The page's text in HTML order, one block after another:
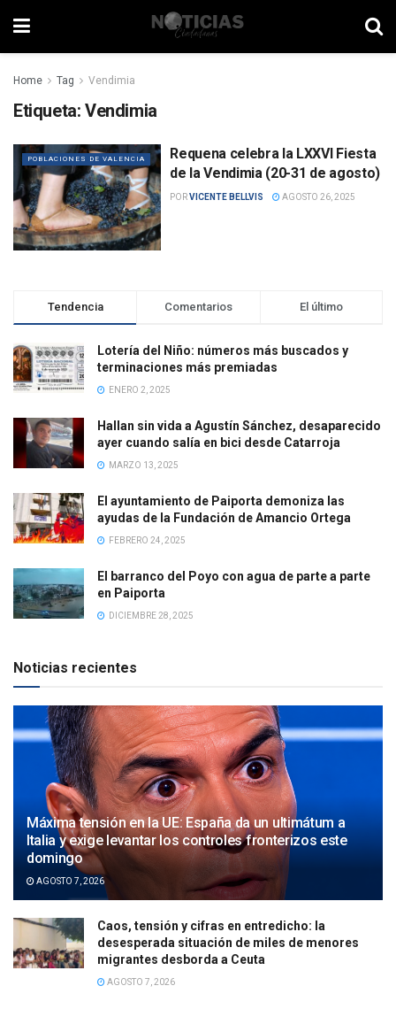
Home Tag Vendimia
Etiqueta: Vendimia
POBLACIONES DE VALENCIA
Requena celebra la LXXVI Fiesta
de la Vendimia (20-31 de agosto)
PORVICENTE BELLVIS AGOSTO 26, 2025
Tendencia Comentarios El último
Lotería del Niño: números más buscados y
terminaciones más premiadas
ENERO 2, 2025
Hallan sin vida a Agustín Sánchez, desaparecido
ayer cuando salía en bici desde Catarroja
MARZO 13, 2025
El ayuntamiento de Paiporta demoniza las
ayudas de la Fundación de Amancio Ortega
FEBRERO 24, 2025
El barranco del Poyo con agua de parte a parte
en Paiporta
DICIEMBRE 28, 2025
Noticias recientes
Máxima tensión en la UE: España da un ultimátum a
Italia y exige levantar los controles fronterizos este
domingo
AGOSTO 7, 2026
Caos, tensión y cifras en entredicho: la
desesperada situación de miles de menores
migrantes desborda a Ceuta
AGOSTO 7, 2026